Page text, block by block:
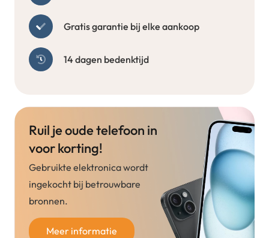
Gratis garantie bij elke aankoop
14 dagen bedenktijd
Ruil je oude telefoon in
voor korting!
Gebruikte elektronica wordt
ingekocht bij betrouwbare
bronnen.
Meer informatie